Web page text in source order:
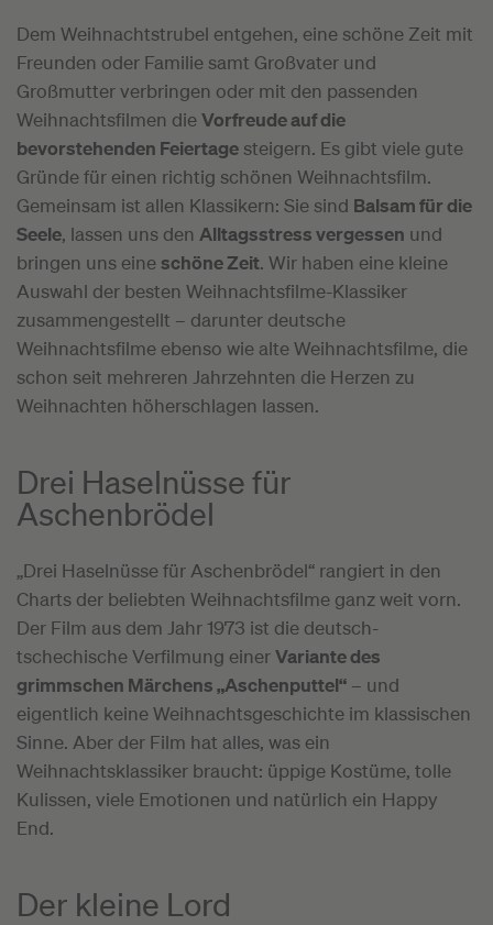
Dem Weihnachtstrubel entgehen, eine schöne Zeit mit
Freunden oder Familie samt Großvater und
Großmutter verbringen oder mit den passenden
Weihnachtsfilmen dieVorfreude auf die
bevorstehenden Feiertage steigern. Es gibt viele gute
Gründe für einen richtig schönen Weihnachtsfilm.
Gemeinsam ist allen Klassikern: Sie sind Balsam für die
Seele, lassen uns den Alltagsstress vergessen und
bringen uns eineschöne Zeit. Wir haben eine kleine
Auswahl der besten Weihnachtsfilme-Klassiker
zusammengestellt – darunter deutsche
Weihnachtsfilme ebenso wie alte Weihnachtsfilme, die
schon seit mehreren Jahrzehnten die Herzen zu
Weihnachten höherschlagen lassen.
Drei Haselnüsse für
Aschenbrödel
„Drei Haselnüsse für Aschenbrödel“ rangiert in den
Charts der beliebten Weihnachtsfilme ganz weit vorn.
Der Film aus dem Jahr 1973 ist die deutsch-
tschechische Verfilmung einerVariante des
grimmschen Märchens „Aschenputtel“ – und
eigentlich keine Weihnachtsgeschichte im klassischen
Sinne. Aber der Film hat alles, was ein
Weihnachtsklassiker braucht: üppige Kostüme, tolle
Kulissen, viele Emotionen und natürlich ein Happy
End.
Der kleine Lord